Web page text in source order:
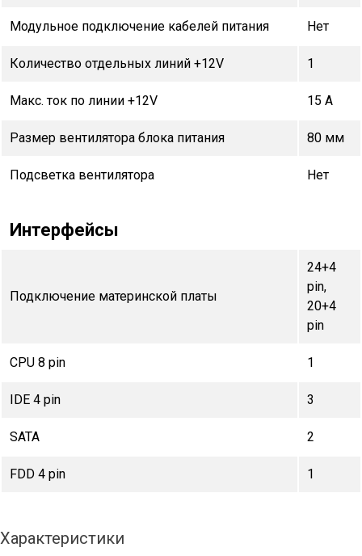
Модульное подключение кабелей питания Нет
Количество отдельных линий +12V 1
Макс. ток по линии +12V 15 А
Размер вентилятора блока питания 80 мм
Подсветка вентилятора Нет
Интерфейсы
Подключение материнской платы
24+4
pin,
20+4
pin
CPU 8 pin 1
IDE 4 pin 3
SATA 2
FDD 4 pin 1
Характеристики